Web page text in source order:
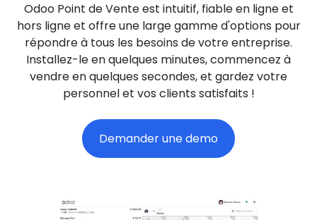
Odoo Point de Vente est intuitif, fiable en ligne et
hors ligne et offre une large gamme d'options pour
répondre à tous les besoins de votre entreprise.
Installez-le en quelques minutes, commencez à
vendre en quelques secondes, et gardez votre
personnel et vos clients satisfaits !
Demander une demo